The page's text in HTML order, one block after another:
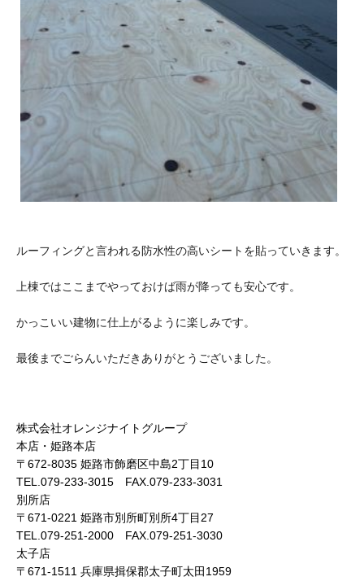
ルーフィングと言われる防水性の高いシートを貼っていきます。
上棟ではここまでやっておけば雨が降っても安心です。
かっこいい建物に仕上がるように楽しみです。
最後までごらんいただきありがとうございました。
株式会社オレンジナイトグループ
本店・姫路本店
〒672-8035 姫路市飾磨区中島2丁目10
TEL.079-233-3015 FAX.079-233-3031
別所店
〒671-0221 姫路市別所町別所4丁目27
TEL.079-251-2000 FAX.079-251-3030
太子店
〒671-1511 兵庫県揖保郡太子町太田1959